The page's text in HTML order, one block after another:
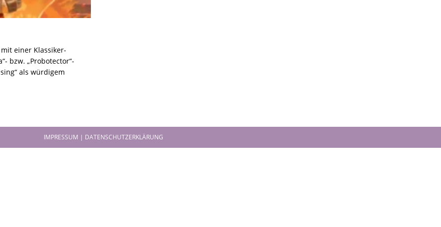
einer Klassiker-
bzw. „Probotector“-
als würdigem
IMPRESSUM | DATENSCHUTZERKLÄRUNG